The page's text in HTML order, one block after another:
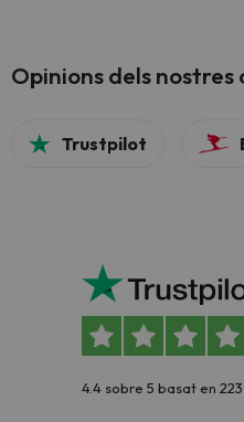
Opinions dels nostres
Trustpilot
4.4 sobre 5 basat en